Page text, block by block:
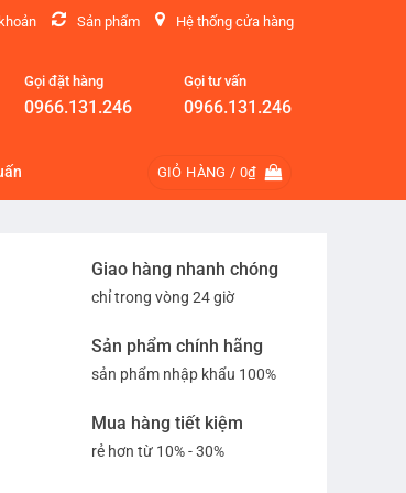
Sản phẩm Hệ thống cửa hàng
Gọi đặt hàng
0966.131.246
Gọi tư vấn
0966.131.246
GIỎ HÀNG / 0₫
Giao hàng nhanh chóng
chỉ trong vòng 24 giờ
Sản phẩm chính hãng
sản phẩm nhập khẩu 100%
Mua hàng tiết kiệm
rẻ hơn từ 10% - 30%